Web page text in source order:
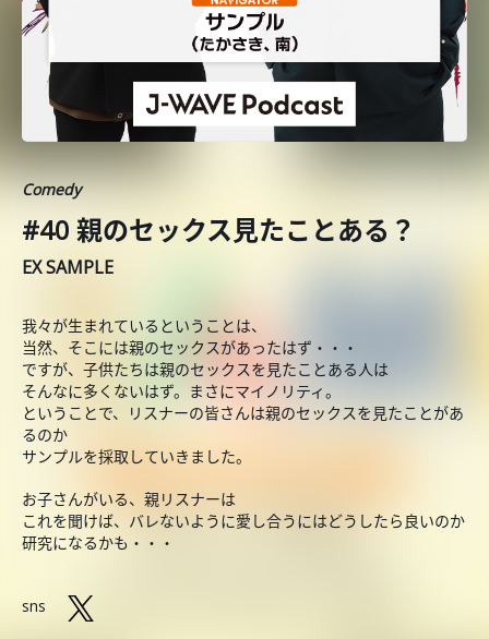
Comedy
#40 親のセックス見たことある？
EX SAMPLE
我々が生まれているということは、
当然、そこには親のセックスがあったはず・・・
ですが、子供たちは親のセックスを見たことある人は
そんなに多くないはず。まさにマイノリティ。
ということで、リスナーの皆さんは親のセックスを見たことがあ
るのか
サンプルを採取していきました。
お子さんがいる、親リスナーは
これを聞けば、バレないように愛し合うにはどうしたら良いのか
研究になるかも・・・
sns